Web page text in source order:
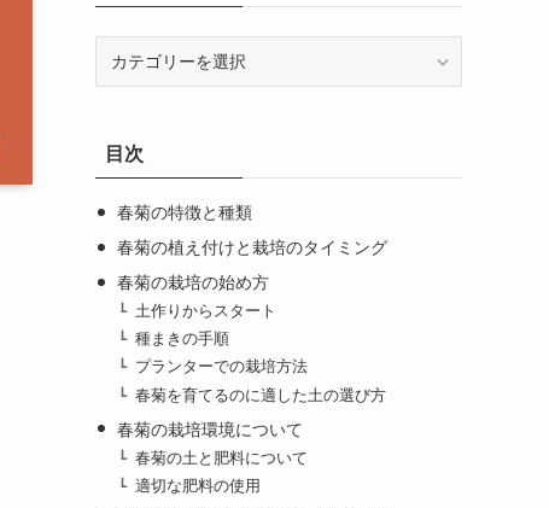
ー目次
春菊の特徴と種類
春菊の植え付けと栽培のタイミング
春菊の栽培の始め方
土作りからスタート
種まきの手順
プランターでの栽培方法
春菊を育てるのに適した土の選び方
春菊の栽培環境について
春菊の土と肥料について
適切な肥料の使用